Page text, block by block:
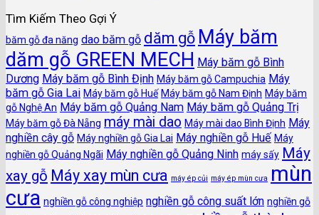
Tìm Kiếm Theo Gợi Ý
băm gỗ đa năng dao băm gỗ dăm gỗ Máy băm
dăm gỗ GREEN MECH Máy băm gỗ Bình
Dương Máy băm gỗ Bình Định Máy băm gỗ Campuchia Máy
băm gỗ Gia Lai Máy băm gỗ Huế Máy băm gỗ Nam Định Máy băm
gỗ Nghệ An Máy băm gỗ Quảng Nam Máy băm gỗ Quảng Trị
Máy băm gỗ Đà Nẵng máy mài dao Máy mài dao Bình Định Máy
nghiền cây gỗ Máy nghiền gỗ Gia Lai Máy nghiền gỗ Huế Máy
nghiền gỗ Quảng Ngãi Máy nghiền gỗ Quảng Ninh máy sấy Máy
xay gỗ Máy xay mùn cưa máy ép củi máy ép mùn cưa mùn
cưa nghiền gỗ công nghiệp nghiền gỗ công suất lớn nghiền gỗ